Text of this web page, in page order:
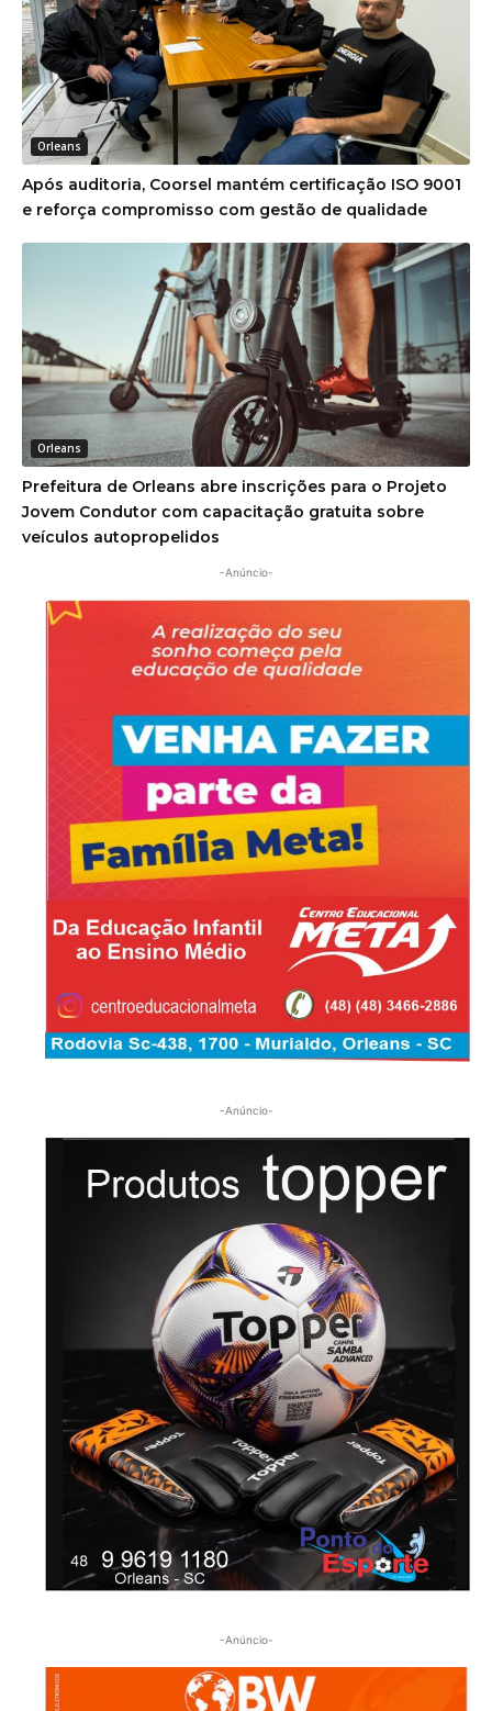
Orleans
Após auditoria, Coorsel mantém certificação ISO 9001
e reforça compromisso com gestão de qualidade
Orleans
Prefeitura de Orleans abre inscrições para o Projeto
Jovem Condutor com capacitação gratuita sobre
veículos autopropelidos
-Anúncio-
-Anúncio-
-Anúncio-